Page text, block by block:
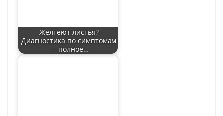
Желтеют листья?
Диагностика по симптомам
— полное…